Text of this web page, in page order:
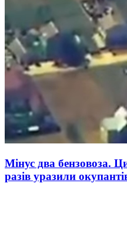
Мінус два бензовоза.
разів уразили